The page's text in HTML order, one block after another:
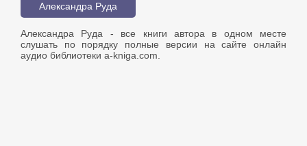
Александра Руда
Александра Руда - все книги автора в одном месте
слушать по порядку полные версии на сайте онлайн
аудио библиотеки a-kniga.com.